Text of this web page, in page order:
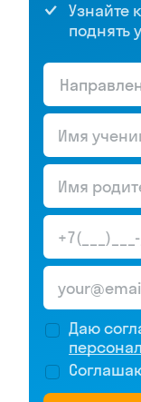
Узнайте
поднять
Даю